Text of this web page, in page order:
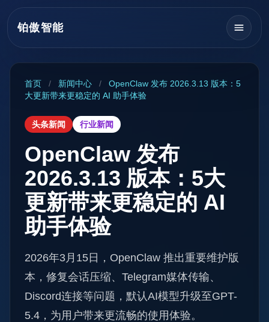
铂傲智能
首页 / 新闻中心 /
OpenClaw 发布 2026.3.13 版本：5
大更新带来更稳定的 AI 助手体验
头条新闻 行业新闻
OpenClaw 发布
2026.3.13 版本：5大
更新带来更稳定的 AI
助手体验
2026年3月15日，OpenClaw 推出重要维护版
本，修复会话压缩、Telegram媒体传输、
Discord连接等问题，默认AI模型升级至GPT-
5.4，为用户带来更流畅的使用体验。